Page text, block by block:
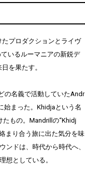
プロダクションとライヴ
いるルーマニアの新鋭デ
を果たす。
の名義で活動していたAndr
始まった。Khidjaという名
もの。Mandrillの“Khidj
まり合う旅に出た気分を味
ンドは、時代から時代へ、
想としている。